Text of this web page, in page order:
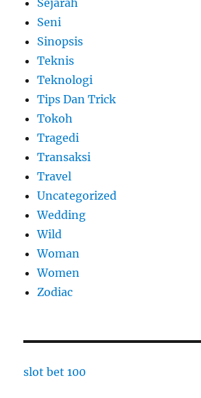
Sejarah
Seni
Sinopsis
Teknis
Teknologi
Tips Dan Trick
Tokoh
Tragedi
Transaksi
Travel
Uncategorized
Wedding
Wild
Woman
Women
Zodiac
slot bet 100